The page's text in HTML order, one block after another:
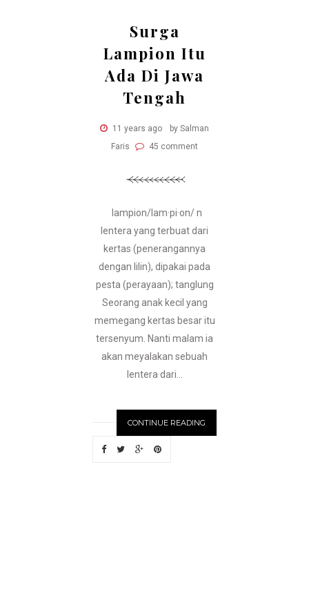
Surga
Lampion Itu
Ada Di Jawa
Tengah
11 years ago
by Salman
Faris
45 comment
lampion/lam·pi·on/ n
lentera yang terbuat dari
kertas (penerangannya
dengan lilin), dipakai pada
pesta (perayaan); tanglung
Seorang anak kecil yang
memegang kertas besar itu
tersenyum. Nanti malam ia
akan meyalakan sebuah
lentera dari...
CONTINUE READING
OLDE
R